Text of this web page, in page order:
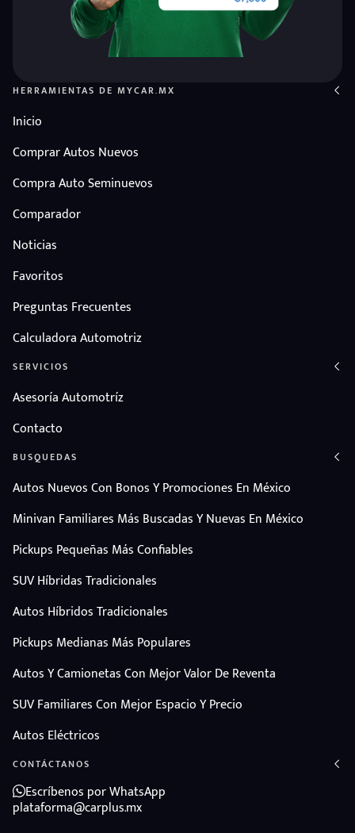
HERRAMIENTAS DE MYCAR.MX
Inicio
Comprar Autos Nuevos
Compra Auto Seminuevos
Comparador
Noticias
Favoritos
Preguntas Frecuentes
Calculadora Automotriz
SERVICIOS
Asesoría Automotríz
Contacto
BUSQUEDAS
Autos Nuevos Con Bonos Y Promociones En México
Minivan Familiares Más Buscadas Y Nuevas En México
Pickups Pequeñas Más Confiables
SUV Híbridas Tradicionales
Autos Híbridos Tradicionales
Pickups Medianas Más Populares
Autos Y Camionetas Con Mejor Valor De Reventa
SUV Familiares Con Mejor Espacio Y Precio
Autos Eléctricos
CONTÁCTANOS
Escríbenos por WhatsApp
plataforma@carplus.mx